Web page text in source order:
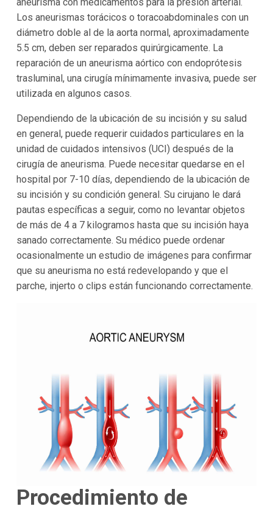
Los aneurismas torácicos o toracoabdominales con un
diámetro doble al de la aorta normal, aproximadamente
5.5 cm, deben ser reparados quirúrgicamente. La
reparación de un aneurisma aórtico con endoprótesis
trasluminal, una cirugía mínimamente invasiva, puede ser
utilizada en algunos casos.
Dependiendo de la ubicación de su incisión y su salud
en general, puede requerir cuidados particulares en la
unidad de cuidados intensivos (UCI) después de la
cirugía de aneurisma. Puede necesitar quedarse en el
hospital por 7-10 días, dependiendo de la ubicación de
su incisión y su condición general. Su cirujano le dará
pautas específicas a seguir, como no levantar objetos
de más de 4 a 7 kilogramos hasta que su incisión haya
sanado correctamente. Su médico puede ordenar
ocasionalmente un estudio de imágenes para confirmar
que su aneurisma no está redevelopando y que el
parche, injerto o clips están funcionando correctamente.
Procedimiento de